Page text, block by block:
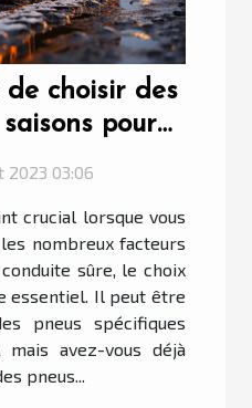
choisir des
pour
2023 03:06
crucial lorsque vous
nombreux facteurs
sûre, le choix
essentiel. Il peut être
pneus spécifiques
avez-vous déjà
pneus...